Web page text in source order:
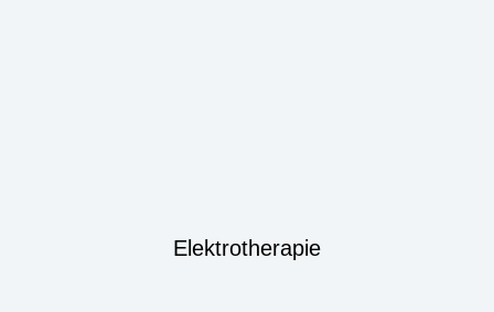
Elektrotherapie